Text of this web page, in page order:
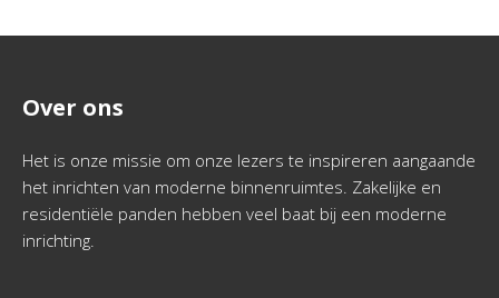
Over ons
Het is onze missie om onze lezers te inspireren aangaande
het inrichten van moderne binnenruimtes. Zakelijke en
residentiële panden hebben veel baat bij een moderne
inrichting.